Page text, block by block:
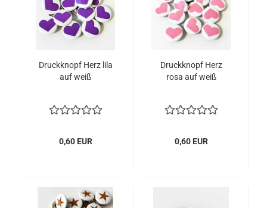
Druckknopf Herz lila
auf weiß
0,60 EUR
Druckknopf Herz
rosa auf weiß
0,60 EUR